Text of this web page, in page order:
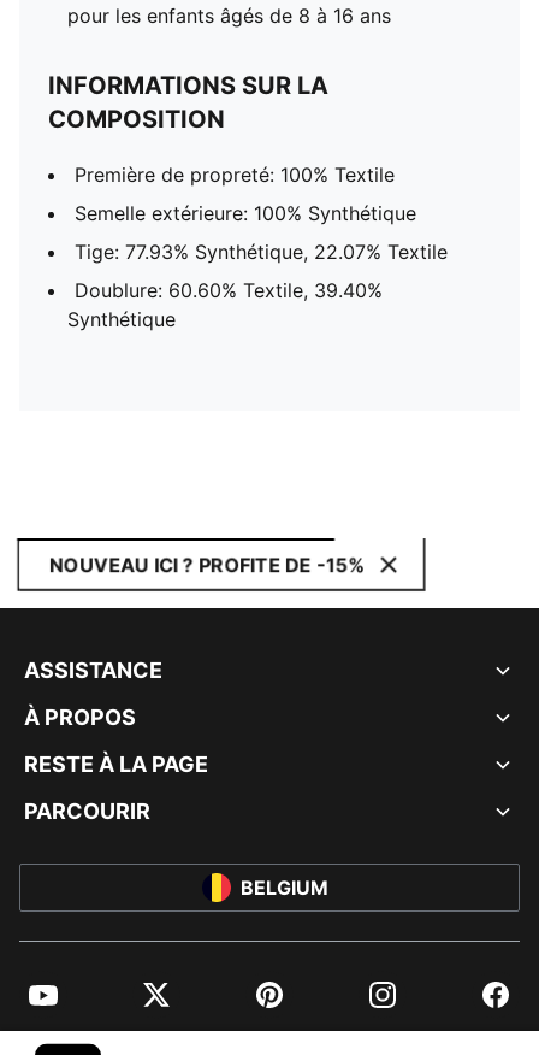
pour les enfants âgés de 8 à 16 ans
INFORMATIONS SUR LA
COMPOSITION
Première de propreté: 100% Textile
Semelle extérieure: 100% Synthétique
Tige: 77.93% Synthétique, 22.07% Textile
Doublure: 60.60% Textile, 39.40%
Synthétique
NOUVEAU ICI ? PROFITE DE -15%
ASSISTANCE
À PROPOS
RESTE À LA PAGE
PARCOURIR
BELGIUM
YouTube Twitter Pinterest Instagram